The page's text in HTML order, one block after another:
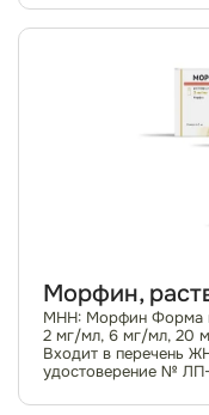
пр...
Морфин,
МНН: Морфин Форма
2 мг/мл, 6 мг/мл, 20
Входит в перечень
удостоверение №